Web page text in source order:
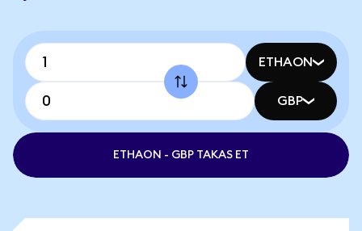
ETHAON
GBP
ETHAON - GBP TAKAS ET